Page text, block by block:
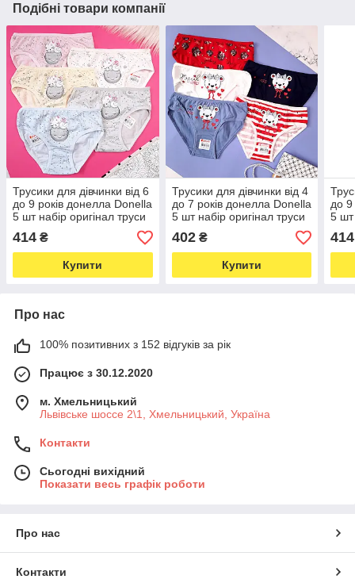
Подібні товари компанії
Трусики для дівчинки від 6
до 9 років донелла Donella
5 шт набір оригінал труси
дитячі нижня білизна
414 ₴
Купити
Трусики для дівчинки від 4
до 7 років донелла Donella
5 шт набір оригінал труси
дитячі нижня білизна
402₴
Купити
до 9
5 шт
414
Про нас
100% позитивних з 152 відгуків за рік
Працює з 30.12.2020
м. Хмельницький
Львівське шоссе 2\1, Хмельницький, Україна
Контакти
Сьогодні вихідний
Показати весь графік роботи
Про нас
Контакти